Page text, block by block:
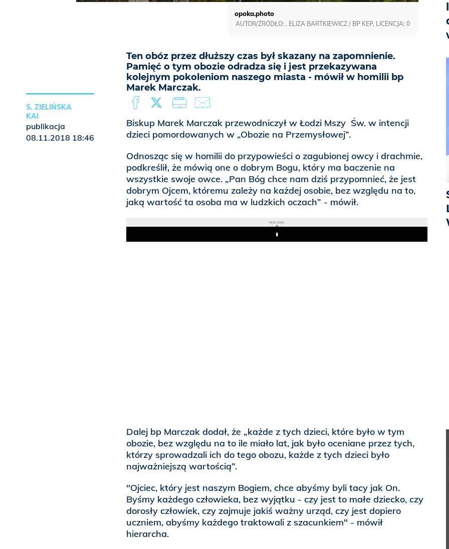
Ten obóz przez dłuższy czas był skazany na zapomnienie.
Pamięć o tym obozie odradza się i jest przekazywana
kolejnym pokoleniom naszego miasta - mówił w homilii bp
Marek Marczak.
opoka.photo
AUTOR/ŹRÓDŁO: , ELIZA BARTKIEWICZ / BP KEP, LICENCJA: 0
Biskup Marek Marczak przewodniczył w Łodzi Mszy Św. w intencji
dzieci pomordowanych w „Obozie na Przemysłowej”.
Odnosząc się w homilii do przypowieści o zagubionej owcy i drachmie,
podkreślił, że mówią one o dobrym Bogu, który ma baczenie na
wszystkie swoje owce. „Pan Bóg chce nam dziś przypomnieć, że jest
dobrym Ojcem, któremu zależy na każdej osobie, bez względu na to,
jaką wartość ta osoba ma w ludzkich oczach” - mówił.
REKLAMA
Play
Dalej bp Marczak dodał, że „każde z tych dzieci, które było w tym
obozie, bez względu na to ile miało lat, jak było oceniane przez tych,
którzy sprowadzali ich do tego obozu, każde z tych dzieci było
najważniejszą wartością”.
"Ojciec, który jest naszym Bogiem, chce abyśmy byli tacy jak On.
Byśmy każdego człowieka, bez wyjątku - czy jest to małe dziecko, czy
dorosły człowiek, czy zajmuje jakiś ważny urząd, czy jest dopiero
uczniem, abyśmy każdego traktowali z szacunkiem" - mówił
hierarcha.
S. ZIELIŃSKA
KAI
publikacja
08.11.2018 18:46